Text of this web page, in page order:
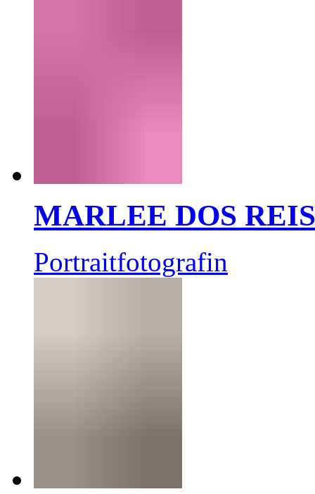
MARLEE DOS REIS
Portraitfotografin